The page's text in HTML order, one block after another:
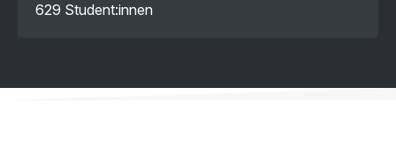
629 Student:innen